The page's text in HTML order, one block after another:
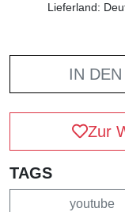
Lieferland:
IN
Zur
TAGS
youtube